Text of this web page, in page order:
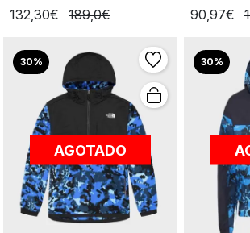
132,30€
189,0€
90,97€
30%
AGOTADO
30%